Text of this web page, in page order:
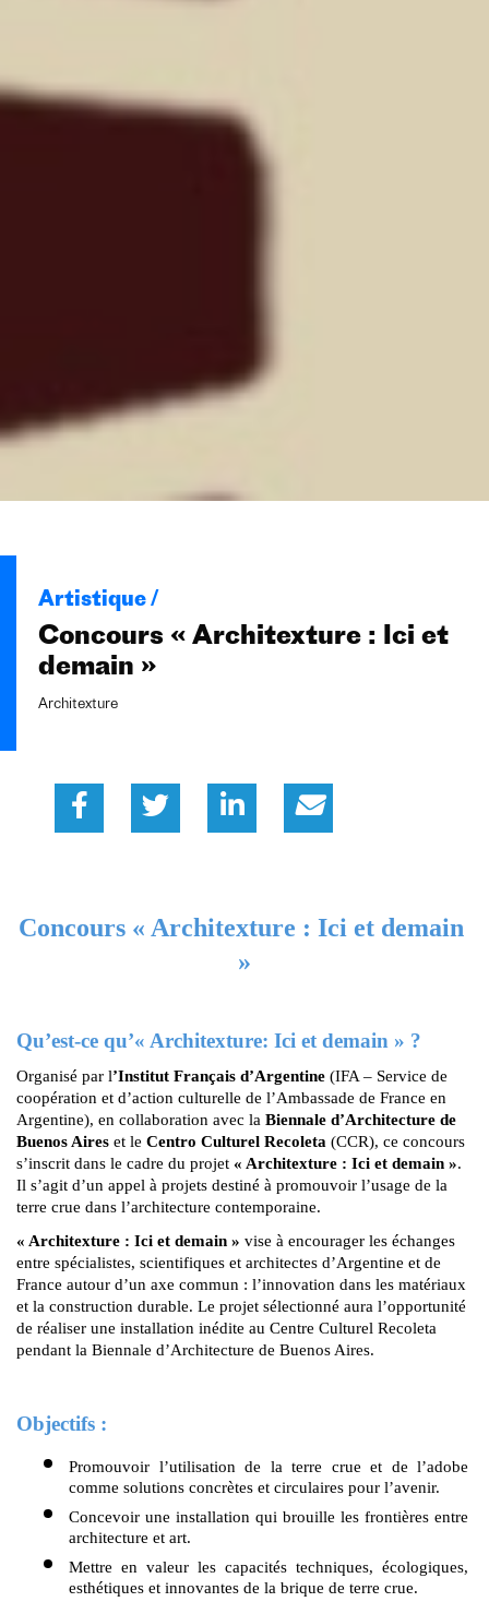
Artistique /
Concours « Architexture : Ici et
demain »
Architexture
Concours « Architexture : Ici et demain
»
Qu’est-ce qu’« Architexture: Ici et demain » ?
Organisé par l’Institut Français d’Argentine (IFA – Service de
coopération et d’action culturelle de l’Ambassade de France en
Argentine), en collaboration avec la Biennale d’Architecture de
Buenos Aires et le Centro Culturel Recoleta (CCR), ce concours
s’inscrit dans le cadre du projet « Architexture : Ici et demain ».
Il s’agit d’un appel à projets destiné à promouvoir l’usage de la
terre crue dans l’architecture contemporaine.
« Architexture : Ici et demain » vise à encourager les échanges
entre spécialistes, scientifiques et architectes d’Argentine et de
France autour d’un axe commun : l’innovation dans les matériaux
et la construction durable. Le projet sélectionné aura l’opportunité
de réaliser une installation inédite au Centre Culturel Recoleta
pendant la Biennale d’Architecture de Buenos Aires.
Objectifs :
Promouvoir l’utilisation de la terre crue et de l’adobe
comme solutions concrètes et circulaires pour l’avenir.
Concevoir une installation qui brouille les frontières entre
architecture et art.
Mettre en valeur les capacités techniques, écologiques,
esthétiques et innovantes de la brique de terre crue.